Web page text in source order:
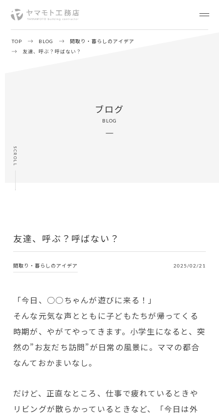
TOP BLOG
間取り・暮らしのアイデア
友達、呼ぶ？呼ばない？
SCROLL
ブログ
BLOG
友達、呼ぶ？呼ばない？
間取り・暮らしのアイデア 2025/02/21
「今日、○○ちゃんが遊びに来る！」
そんな元気な声とともに子どもたちが帰ってくる
時期が、やがてやってきます。小学生になると、突
然の”お友だち訪問”が日常の風景に。ママの都合
なんておかまいなし。
だけど、正直なところ、仕事で疲れているときや
リビングが散らかっているときなど、「今日は外